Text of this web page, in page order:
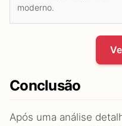
moderno.
Conclusão
Após uma análise